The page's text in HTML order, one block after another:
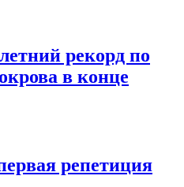
рекорд по
в конце
репетиция